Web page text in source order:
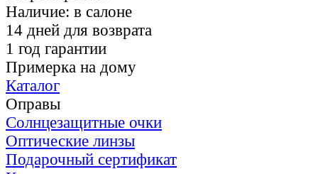
Наличие: в салоне
14 дней для возврата
1 год гарантии
Примерка на дому
Каталог
Оправы
Солнцезащитные очки
Оптические линзы
Подарочный сертификат